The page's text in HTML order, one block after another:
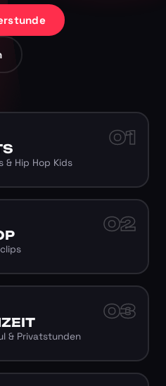
01
& Hip Hop Kids
02
03
& Privatstunden